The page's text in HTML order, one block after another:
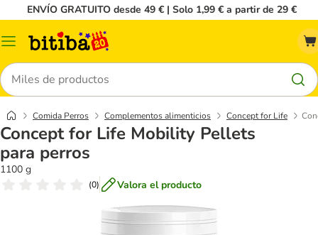
ENVÍO GRATUITO desde 49 € | Solo 1,99 € a partir de 29 €
Menú
Buscar
Comida Perros Complementos alimenticios Concept for Life
Concept for Life Mobility Pellets
para perros
1100 g
(0) Valora el producto